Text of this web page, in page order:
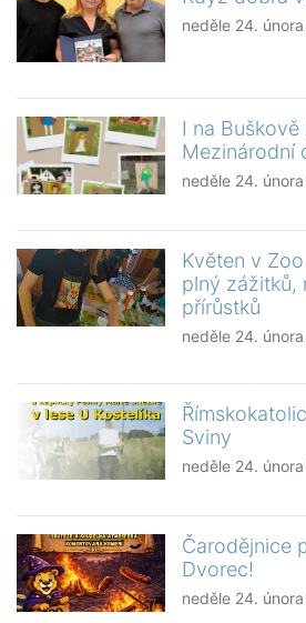
neděle 24.
I na Buškově
Mezinárodní
neděle 24.
Květen v
plný zážitků,
přírůstků
neděle 24.
Sviny
neděle 24.
Čarodějnice
Dvorec!
neděle 24.